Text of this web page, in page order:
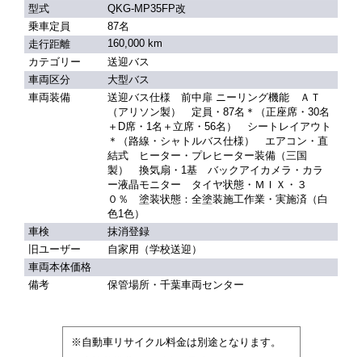
型式
QKG-MP35FP改
乗車定員
87名
走行距離
160,000 km
カテゴリー
送迎バス
車両区分
大型バス
車両装備
送迎バス仕様 前中扉 ニーリング機能 ＡＴ
（アリソン製） 定員・87名＊（正座席・30名
＋D席・1名＋立席・56名） シートレイアウト
＊（路線・シャトルバス仕様） エアコン・直
結式 ヒーター・プレヒーター装備（三国
製） 換気扇・1基 バックアイカメラ・カラ
ー液晶モニター タイヤ状態・ＭＩＸ・３
０％ 塗装状態：全塗装施工作業・実施済（白
色1色）
車検
抹消登録
旧ユーザー
自家用（学校送迎）
車両本体価格
備考
保管場所・千葉車両センター
※自動車リサイクル料金は別途となります。